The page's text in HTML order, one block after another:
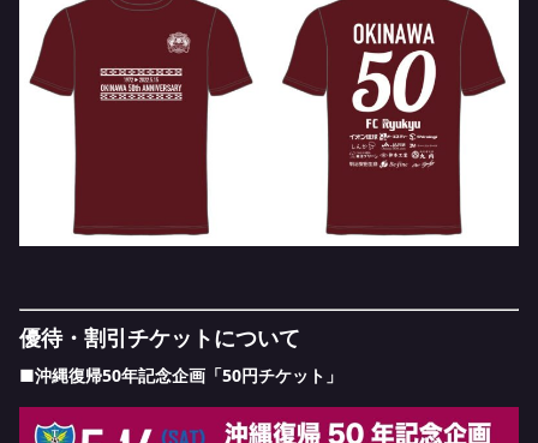
優待・割引チケットについて
■沖縄復帰50年記念企画「50円チケット」